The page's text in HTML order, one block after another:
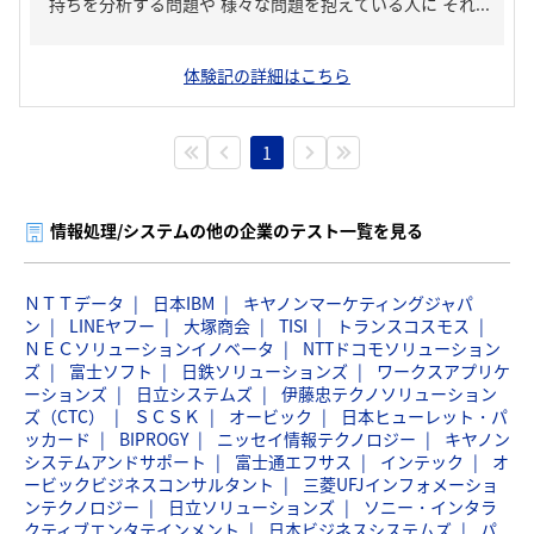
体験記の詳細はこちら
1
情報処理/システムの他の企業のテスト一覧を見る
ＮＴＴデータ 日本IBM
キヤノンマーケティングジャパ
ン
LINEヤフー 大塚商会 TISI
トランスコスモス
ＮＥＣソリューションイノベータ
NTTドコモソリューション
ズ
富士ソフト 日鉄ソリューションズ
ワークスアプリケ
ーションズ
日立システムズ
伊藤忠テクノソリューション
ズ（CTC）
ＳＣＳＫ オービック
日本ヒューレット・パ
ッカード
BIPROGY ニッセイ情報テクノロジー
キヤノン
システムアンドサポート
富士通エフサス インテック
オ
ービックビジネスコンサルタント
三菱UFJインフォメーショ
ンテクノロジー
日立ソリューションズ
ソニー・インタラ
クティブエンタテインメント
日本ビジネスシステムズ パ